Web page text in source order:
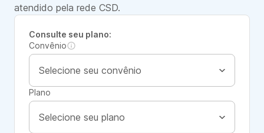
atendido pela rede CSD.
Consulte seu plano:
Convênio
Plano